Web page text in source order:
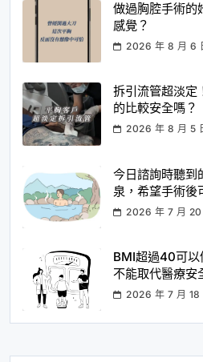
做過胸腔手術的
感覺？
2026 年 8 月 6
拆引流管超淡定
的比較安全嗎？
2026 年 8 月 5
今日諮詢時聽到
泉，希望手術後
2026 年 7 月 20
BMI超過40可以
不能取代醫療安
2026 年 7 月 18